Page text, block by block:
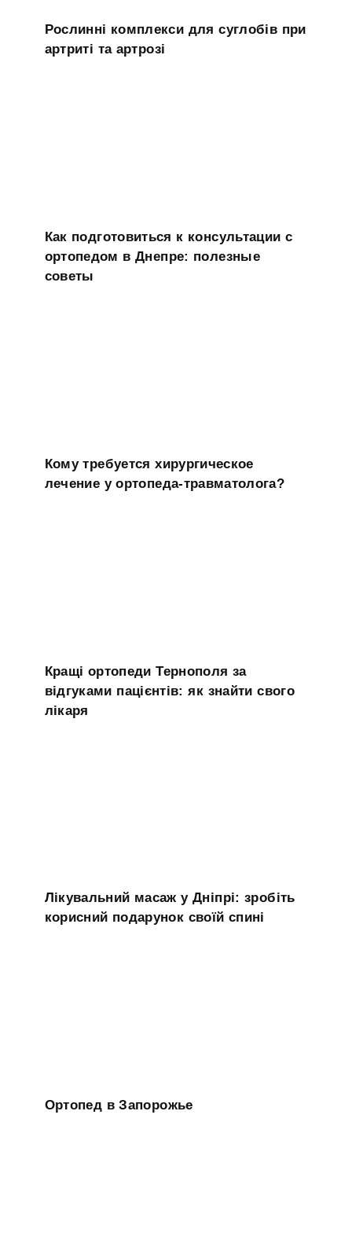
Рослинні комплекси для суглобів при
артриті та артрозі
Как подготовиться к консультации с
ортопедом в Днепре: полезные
советы
Кому требуется хирургическое
лечение у ортопеда-травматолога?
Кращі ортопеди Тернополя за
відгуками пацієнтів: як знайти свого
лікаря
Лікувальний масаж у Дніпрі: зробіть
корисний подарунок своїй спині
Ортопед в Запорожье